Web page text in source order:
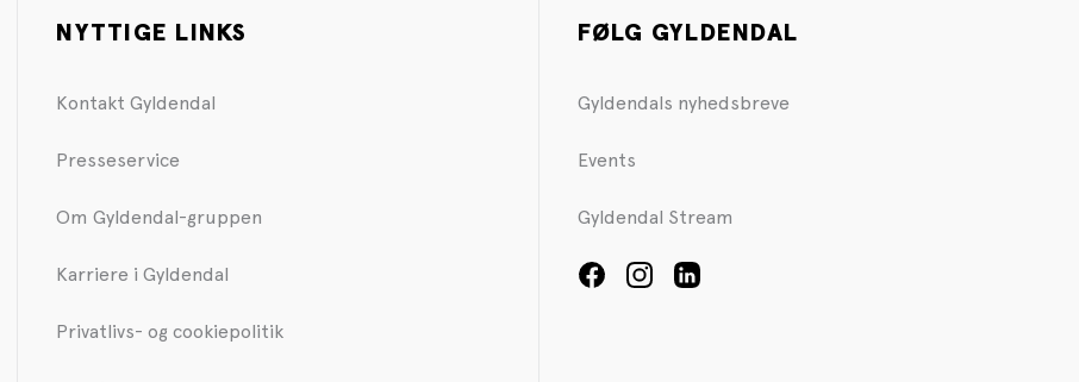
NYTTIGE LINKS
Kontakt Gyldendal
Presseservice
Om Gyldendal-gruppen
Karriere i Gyldendal
Privatlivs- og cookiepolitik
FØLG GYLDENDAL
Gyldendals nyhedsbreve
Events
Gyldendal Stream